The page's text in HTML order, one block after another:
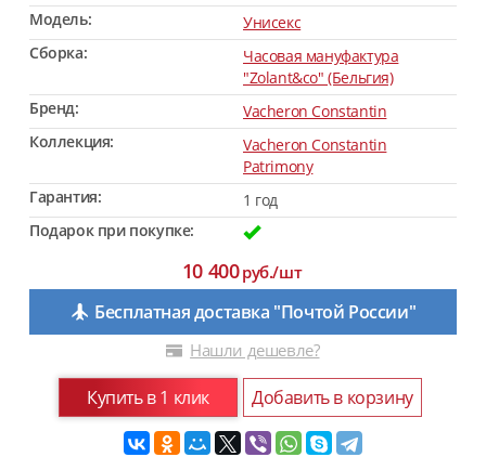
Модель:
Унисекс
Сборка:
Часовая мануфактура
"Zolant&co" (Бельгия)
Бренд:
Vacheron Constantin
Коллекция:
Vacheron Constantin
Patrimony
Гарантия:
1 год
Подарок при покупке:
10 400руб./шт
Бесплатная доставка "Почтой России"
Нашли дешевле?
Купить в 1 клик Добавить в корзину